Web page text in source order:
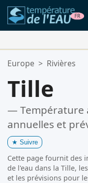
Vos Lieux Favoris:
Europe > Rivières
Tille
— Température
annuelles et
★ Suivre
Cette page fournit des
de l'eau dans la Tille,
et les prévisions pour